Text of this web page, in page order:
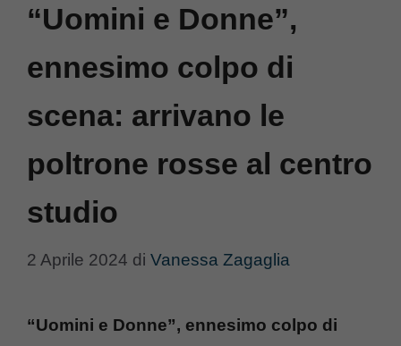
“Uomini e Donne”,
ennesimo colpo di
scena: arrivano le
poltrone rosse al centro
studio
2 Aprile 2024 di Vanessa Zagaglia
“Uomini e Donne”, ennesimo colpo di